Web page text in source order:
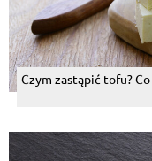
Czym zastąpić tofu?